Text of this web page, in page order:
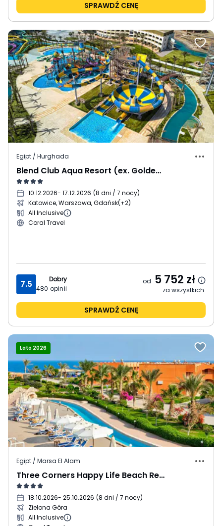
SPRAWDŹ CENĘ
Egipt / Hurghada
Blend Club Aqua Resort (ex. Golden Five Club)
10.12.2026- 17.12.2026 (8 dni / 7 nocy)
Katowice, Warszawa, Gdańsk(+2)
All Inclusive
Coral Travel
7.5
Dobry
480 opinii
od 5 752 zł
za wszystkich
SPRAWDŹ CENĘ
Lato 2026
Egipt / Marsa El Alam
Three Corners Happy Life Beach Resort
18.10.2026- 25.10.2026 (8 dni / 7 nocy)
Zielona Góra
All Inclusive